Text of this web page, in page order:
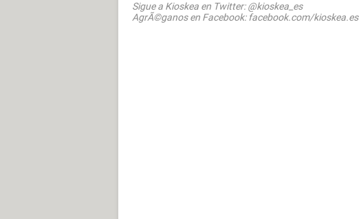
Sigue a Kioskea en Twitter: @kioskea_es
AgrÃ©ganos en Facebook: facebook.com/kioskea.es